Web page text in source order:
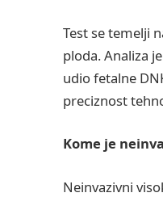
Test se temelji
ploda. Analiza
udio fetalne
preciznost
Kome je
Neinvazivni